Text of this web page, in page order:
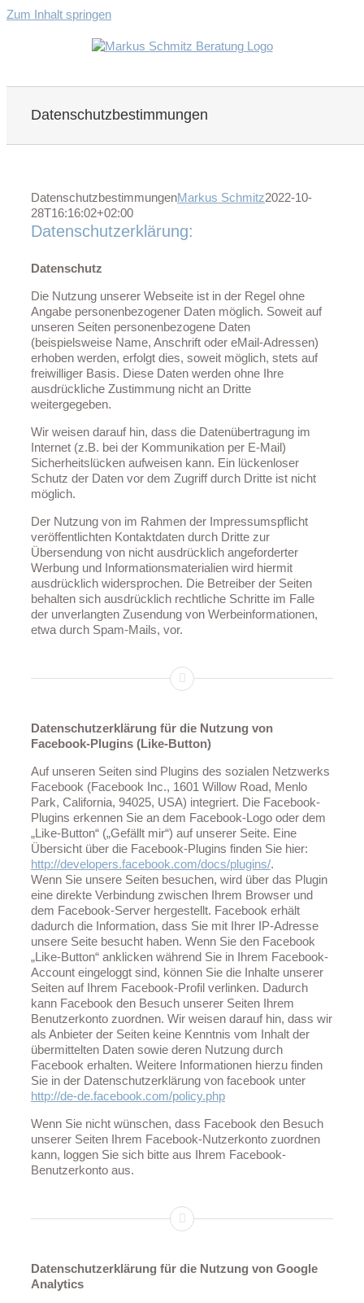
Zum Inhalt springen
Datenschutzbestimmungen
DatenschutzbestimmungenMarkus Schmitz2022-10-
28T16:16:02+02:00
Datenschutzerklärung:
Datenschutz
Die Nutzung unserer Webseite ist in der Regel ohne
Angabe personenbezogener Daten möglich. Soweit auf
unseren Seiten personenbezogene Daten
(beispielsweise Name, Anschrift oder eMail-Adressen)
erhoben werden, erfolgt dies, soweit möglich, stets auf
freiwilliger Basis. Diese Daten werden ohne Ihre
ausdrückliche Zustimmung nicht an Dritte
weitergegeben.
Wir weisen darauf hin, dass die Datenübertragung im
Internet (z.B. bei der Kommunikation per E-Mail)
Sicherheitslücken aufweisen kann. Ein lückenloser
Schutz der Daten vor dem Zugriff durch Dritte ist nicht
möglich.
Der Nutzung von im Rahmen der Impressumspflicht
veröffentlichten Kontaktdaten durch Dritte zur
Übersendung von nicht ausdrücklich angeforderter
Werbung und Informationsmaterialien wird hiermit
ausdrücklich widersprochen. Die Betreiber der Seiten
behalten sich ausdrücklich rechtliche Schritte im Falle
der unverlangten Zusendung von Werbeinformationen,
etwa durch Spam-Mails, vor.
Datenschutzerklärung für die Nutzung von
Facebook-Plugins (Like-Button)
Auf unseren Seiten sind Plugins des sozialen Netzwerks
Facebook (Facebook Inc., 1601 Willow Road, Menlo
Park, California, 94025, USA) integriert. Die Facebook-
Plugins erkennen Sie an dem Facebook-Logo oder dem
„Like-Button“ („Gefällt mir“) auf unserer Seite. Eine
Übersicht über die Facebook-Plugins finden Sie hier:
http://developers.facebook.com/docs/plugins/.
Wenn Sie unsere Seiten besuchen, wird über das Plugin
eine direkte Verbindung zwischen Ihrem Browser und
dem Facebook-Server hergestellt. Facebook erhält
dadurch die Information, dass Sie mit Ihrer IP-Adresse
unsere Seite besucht haben. Wenn Sie den Facebook
„Like-Button“ anklicken während Sie in Ihrem Facebook-
Account eingeloggt sind, können Sie die Inhalte unserer
Seiten auf Ihrem Facebook-Profil verlinken. Dadurch
kann Facebook den Besuch unserer Seiten Ihrem
Benutzerkonto zuordnen. Wir weisen darauf hin, dass wir
als Anbieter der Seiten keine Kenntnis vom Inhalt der
übermittelten Daten sowie deren Nutzung durch
Facebook erhalten. Weitere Informationen hierzu finden
Sie in der Datenschutzerklärung von facebook unter
http://de-de.facebook.com/policy.php
Wenn Sie nicht wünschen, dass Facebook den Besuch
unserer Seiten Ihrem Facebook-Nutzerkonto zuordnen
kann, loggen Sie sich bitte aus Ihrem Facebook-
Benutzerkonto aus.
Datenschutzerklärung für die Nutzung von Google
Analytics